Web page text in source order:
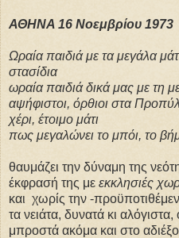
ΑΘΗΝΑ 16 Νοεμβρίου 1973
Ωραία παιδιά με τα μεγάλα
στασίδια
ωραία παιδιά δικά μας με τη
αψήφιστοι, όρθιοι στα
χέρι, έτοιμο μάτι
πως μεγαλώνει το μπόι, το
θαυμάζει την δύναμη της
έκφρασή της με εκκλησιές
και χωρίς την -
τα νειάτα, δυνατά κι
μπροστά ακόμα και στο